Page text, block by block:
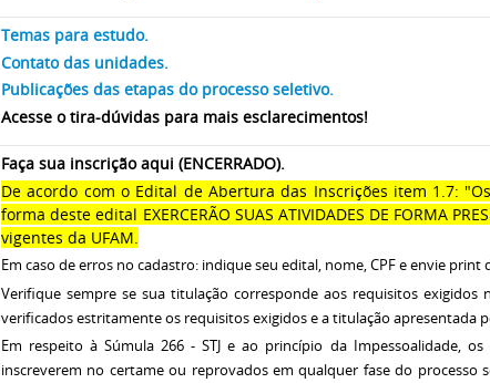
Temas para estudo.
Contato das unidades.
Publicações das etapas do processo seletivo.
Acesse o tira-dúvidas para mais esclarecimentos!
Faça sua inscrição aqui (ENCERRADO).
De acordo com o Edital de Abertura das Inscrições item 1.7:
forma deste edital EXERCERÃO SUAS ATIVIDADES DE FORMA
vigentes da UFAM.
Em caso de erros no cadastro: indique seu edital, nome, CPF e envie print
Verifique sempre se sua titulação corresponde aos requisitos
verificados estritamente os requisitos exigidos e a titulação apresentada
Em respeito à Súmula 266 - STJ e ao princípio da Impessoalidade,
inscreverem no certame ou reprovados em qualquer fase do processo